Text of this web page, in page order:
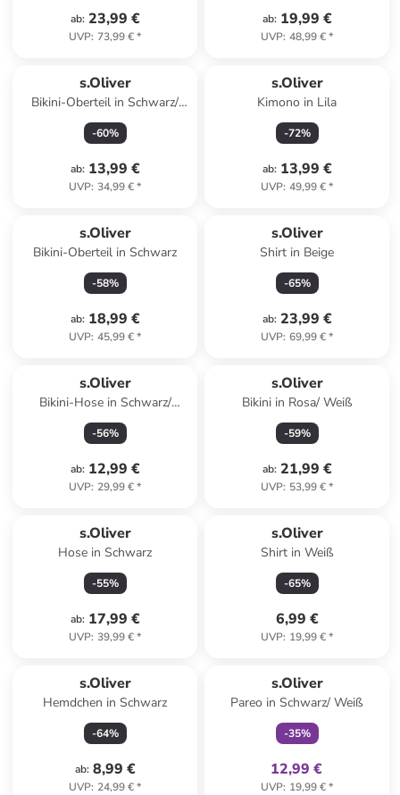
ab: 23,99 €
UVP: 73,99 €*
ab: 19,99 €
UVP: 48,99 €*
s.Oliver
Bikini-Oberteil in Schwarz/
Creme
-60%
ab: 13,99 €
UVP: 34,99 €*
s.Oliver
Kimono in Lila
-72%
ab: 13,99 €
UVP: 49,99 €*
s.Oliver
Bikini-Oberteil in Schwarz
-58%
ab: 18,99 €
UVP: 45,99 €*
s.Oliver
Shirt in Beige
-65%
ab: 23,99 €
UVP: 69,99 €*
s.Oliver
Bikini-Hose in Schwarz/
Creme
-56%
ab: 12,99 €
UVP: 29,99 €*
s.Oliver
Bikini in Rosa/ Weiß
-59%
ab: 21,99 €
UVP: 53,99 €*
s.Oliver
Hose in Schwarz
-55%
ab: 17,99 €
UVP: 39,99 €*
s.Oliver
Shirt in Weiß
-65%
6,99 €
UVP: 19,99 €*
s.Oliver
Hemdchen in Schwarz
-64%
ab: 8,99 €
UVP: 24,99 €*
s.Oliver
Pareo in Schwarz/ Weiß
-35%
12,99 €
UVP: 19,99 €*